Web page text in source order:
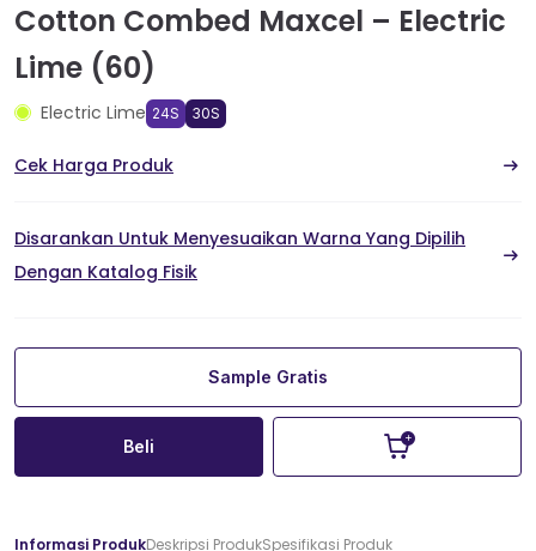
Cotton Combed Maxcel – Electric
Lime (60)
Electric Lime 24S 30S
Cek Harga Produk
Disarankan Untuk Menyesuaikan Warna Yang Dipilih
Dengan Katalog Fisik
Sample Gratis
Beli
Informasi ProdukDeskripsi ProdukSpesifikasi Produk